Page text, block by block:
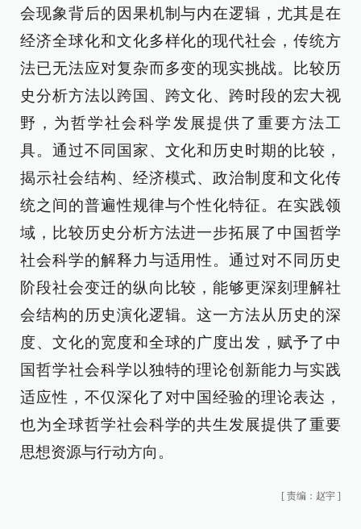
会现象背后的因果机制与内在逻辑，尤其是在
经济全球化和文化多样化的现代社会，传统方
法已无法应对复杂而多变的现实挑战。比较历
史分析方法以跨国、跨文化、跨时段的宏大视
野，为哲学社会科学发展提供了重要方法工
具。通过不同国家、文化和历史时期的比较，
揭示社会结构、经济模式、政治制度和文化传
统之间的普遍性规律与个性化特征。在实践领
域，比较历史分析方法进一步拓展了中国哲学
社会科学的解释力与适用性。通过对不同历史
阶段社会变迁的纵向比较，能够更深刻理解社
会结构的历史演化逻辑。这一方法从历史的深
度、文化的宽度和全球的广度出发，赋予了中
国哲学社会科学以独特的理论创新能力与实践
适应性，不仅深化了对中国经验的理论表达，
也为全球哲学社会科学的共生发展提供了重要
思想资源与行动方向。
[ 责编：赵宇 ]